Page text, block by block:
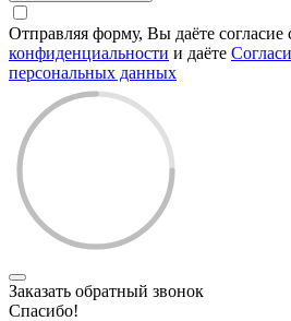
Отправляя форму, Вы даёте согласие
конфиденциальности и даёте
персональных данных
Заказать обратный звонок
Спасибо!